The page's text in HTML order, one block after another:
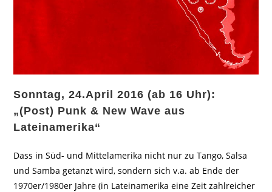
Sonntag, 24.April 2016 (ab 16 Uhr):
„(Post) Punk & New Wave aus
Lateinamerika“
Dass in Süd- und Mittelamerika nicht nur zu Tango, Salsa
und Samba getanzt wird, sondern sich v.a. ab Ende der
1970er/1980er Jahre (in Lateinamerika eine Zeit zahlreicher